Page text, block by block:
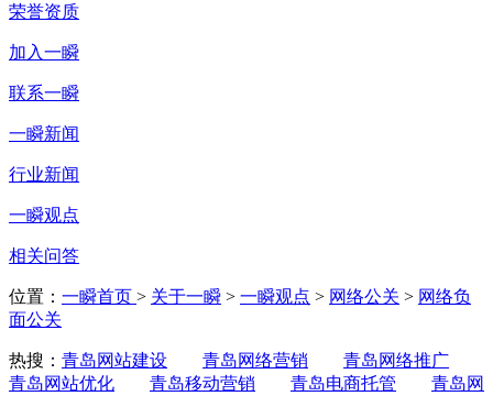
荣誉资质
加入一瞬
联系一瞬
一瞬新闻
行业新闻
一瞬观点
相关问答
位置： 一瞬首页 > 关于一瞬 > 一瞬观点 > 网络公关 > 网络负
面公关
热搜： 青岛网站建设 青岛网络营销
青岛网络推广
青岛网站优化
青岛移动营销 青岛电商托管
青岛网